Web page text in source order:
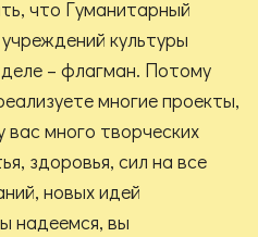
что Гуманитарный
культуры
– флагман. Потому
многие проекты,
вас много творческих
здоровья, сил на все
новых идей
надеемся, вы